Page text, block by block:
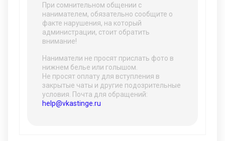
При сомнительном общении с
нанимателем, обязательно сообщите о
факте нарушения, на который
администрации, стоит обратить
внимание!
Наниматели не просят прислать фото в
нижнем белье или голышом.
Не просят оплату для вступления в
закрытые чаты и другие подозрительные
условия. Почта для обращений:
help@vkastinge.ru